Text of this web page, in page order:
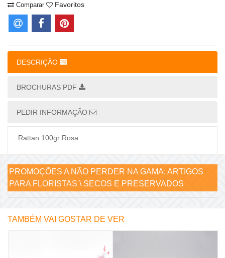
Comparar Favoritos
DESCRIÇÃO
BROCHURAS PDF
PEDIR INFORMAÇÃO
Rattan 100gr Rosa
PROMOÇÕES A NÃO PERDER NA GAMA: ARTIGOS
PARA FLORISTAS \ SECOS E PRESERVADOS
TAMBÉM VAI GOSTAR DE VER